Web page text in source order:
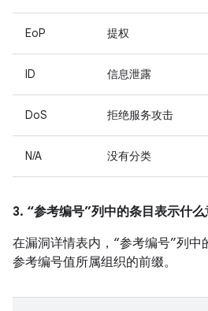
EoP 提权
ID 信息泄露
DoS 拒绝服务攻击
N/A 没有分类
3. “参考编号”列中的条目表示什么
在漏洞详情表内，“参考编号”列
参考编号值所属组织的前缀。